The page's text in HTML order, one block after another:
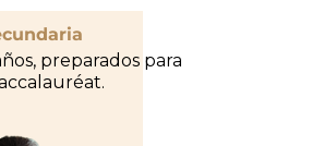
preparados para